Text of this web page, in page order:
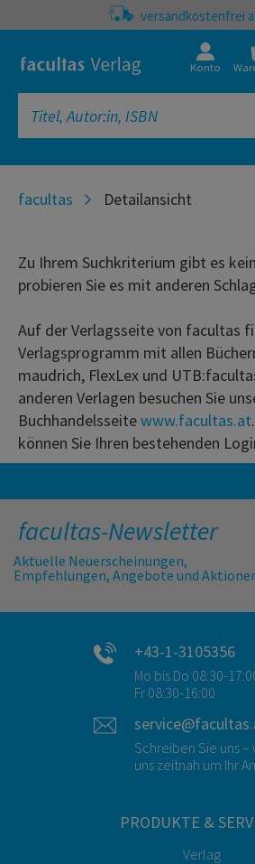
versandkostenfrei
Konto
facultas Detailansicht
Zu Ihrem Suchkriterium gibt es
probieren Sie es mit anderen
Auf der Verlagsseite von facultas
Verlagsprogramm mit allen
maudrich, FlexLex und
anderen Verlagen besuchen Sie
Buchhandelsseitewww.facultas.at
können Sie Ihren bestehenden
facultas-Newsletter
Aktuelle Neuerscheinungen,
Empfehlungen, Angebote und
+43-1-3105356
Mo bis Do 08:30-
Fr 08:30-16:00
Schreiben Sie uns
uns zeitnah um Ihr
PRODUKTE &
Verlag